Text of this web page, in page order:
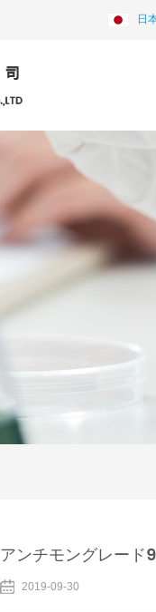
日
アンチモングレー
2019-09-30